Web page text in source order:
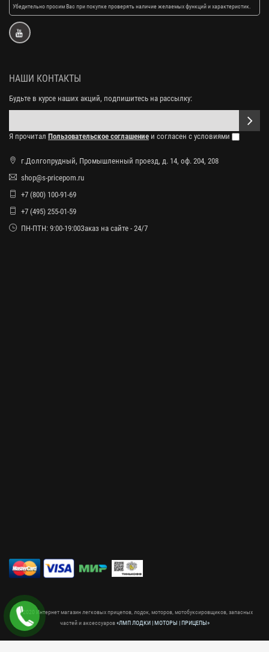
Убедительно просим Вас при покупке проверять наличие желаемых функций и характеристик.
НАШИ КОНТАКТЫ
Будьте в курсе наших акций, подпишитесь на рассылку:
Я прочитал Пользовательское соглашение и согласен с условиями
г.Долгопрудный, Промышленный проезд, д. 14, оф. 204, 208
shop@s-pricepom.ru
+7 (800) 100-91-69
+7 (495) 255-01-59
ПН-ПТН: 9:00-19:00Заказ на сайте - 24/7
© 2020 Интернет магазин легковых прицепов, лодок, моторов, мотобуксировщиков, запасных
частей и аксессуаров«ЛМП ЛОДКИ | МОТОРЫ | ПРИЦЕПЫ»